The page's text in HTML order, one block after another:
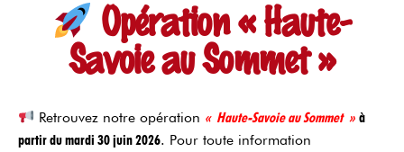
Opération « Haute-
Savoie au Sommet »
Retrouvez notre opération « Haute-Savoie au Sommet » à
partir du mardi 30 juin 2026. Pour toute information